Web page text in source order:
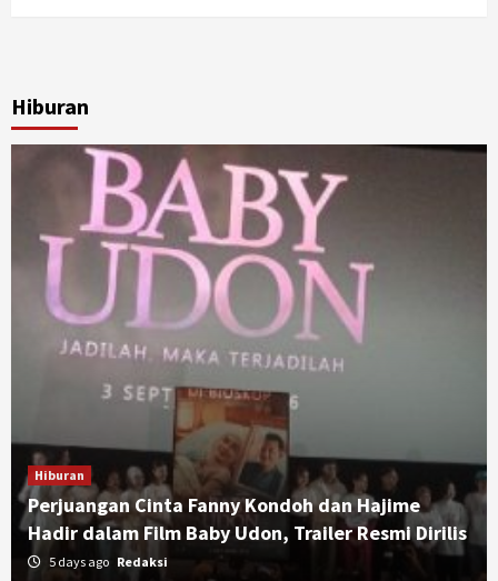
Hiburan
Hiburan
Perjuangan Cinta Fanny Kondoh dan Hajime
Hadir dalam Film Baby Udon, Trailer Resmi Dirilis
5 days ago Redaksi